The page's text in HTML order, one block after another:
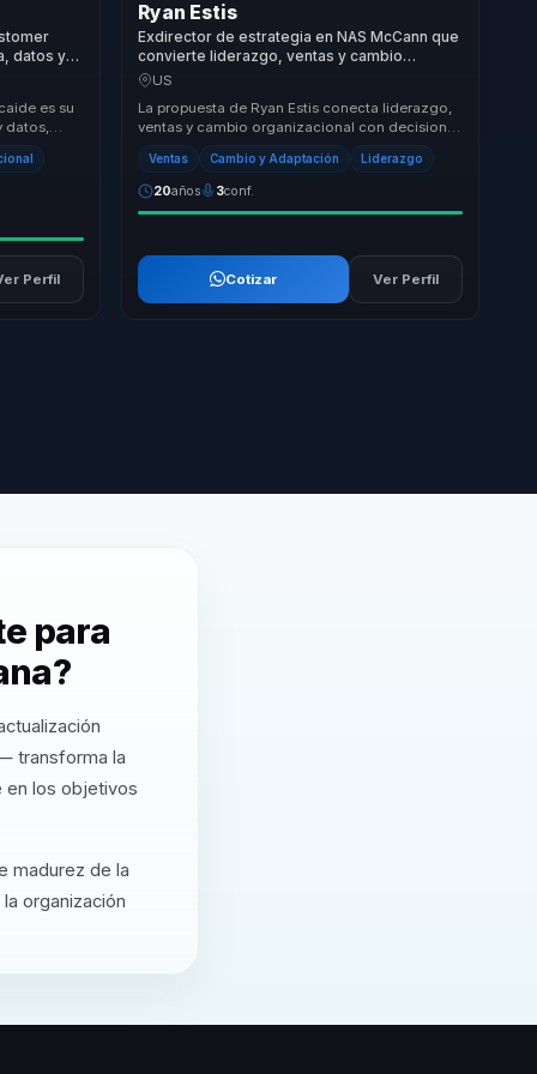
datos y
es su
datos,
en la
Perfil
Ryan Estis
Exdirector de estrategia en NAS McCann que
convierte liderazgo, ventas y cambio
organizacional en crecimiento comercial para
US
La propuesta de Ryan Estis conecta liderazgo,
ventas y cambio organizacional con decisiones
que sí impactan crecimiento comercial. Desde
... Ventas Cambio y Adaptación Liderazgo
20años 3conf.
Cotizar Ver Perfil
para
transforma la
en los objetivos
madurez de la
organización